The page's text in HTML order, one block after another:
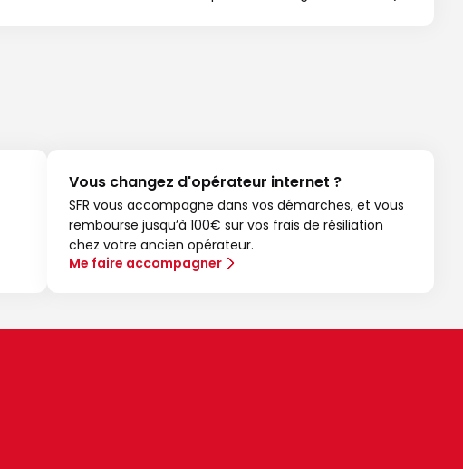
Vous changez d'opérateur internet ?
SFR vous accompagne dans vos démarches, et vous
rembourse jusqu’à 100€ sur vos frais de résiliation
chez votre ancien opérateur.
Me faire accompagner